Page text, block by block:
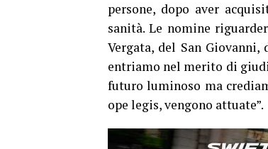
persone, dopo aver
sanità. Le nomine
Vergata, del San
entriamo nel merito di
futuro luminoso ma
ope legis, vengono attuate”.